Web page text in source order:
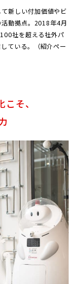
新しい付加価値やビ
動拠点。2018年4月
社を超える社外パ
ている。（紹介ペー
そ、